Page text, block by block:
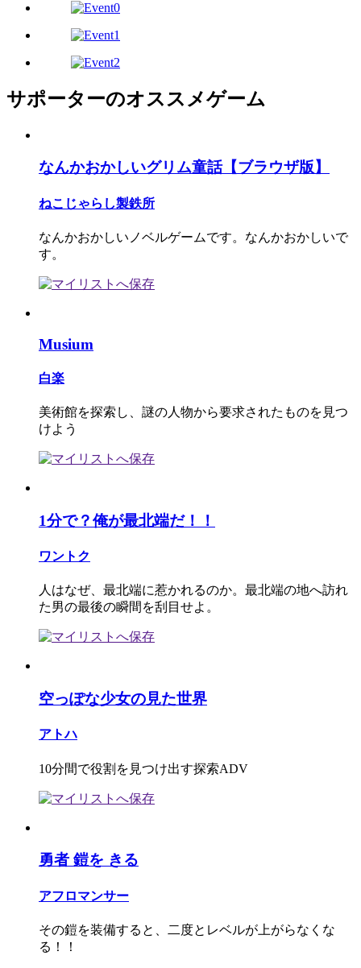
サポーターのオススメゲーム
なんかおかしいグリム童話【ブラウザ版】
ねこじゃらし製鉄所
なんかおかしいノベルゲームです。なんかおかしいで
す。
Musium
白楽
美術館を探索し、謎の人物から要求されたものを見つ
けよう
1分で？俺が最北端だ！！
ワントク
人はなぜ、最北端に惹かれるのか。最北端の地へ訪れ
た男の最後の瞬間を刮目せよ。
空っぽな少女の見た世界
アトハ
10分間で役割を見つけ出す探索ADV
勇者 鎧を きる
アフロマンサー
その鎧を装備すると、二度とレベルが上がらなくな
る！！